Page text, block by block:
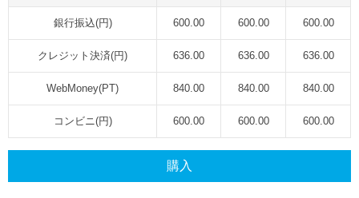
銀行振込(円) 600.00 600.00 600.00
クレジット決済(円) 636.00 636.00 636.00
WebMoney(PT) 840.00 840.00 840.00
コンビニ(円) 600.00 600.00 600.00
購入